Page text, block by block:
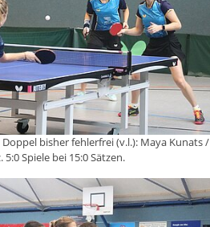
bisher fehlerfrei (v.l.): Maya Kunats /
5:0 Spiele bei 15:0 Sätzen.